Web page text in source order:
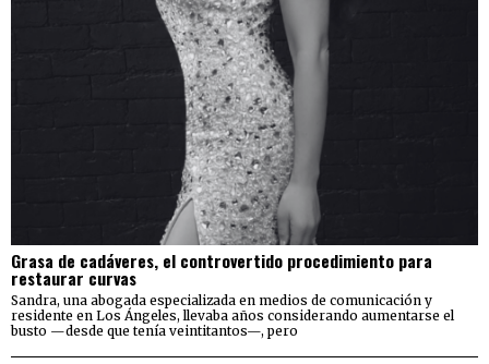
Grasa de cadáveres, el controvertido procedimiento para
restaurar curvas
Sandra, una abogada especializada en medios de comunicación y
residente en Los Ángeles, llevaba años considerando aumentarse el
busto —desde que tenía veintitantos—, pero